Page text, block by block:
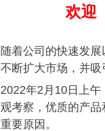
欢迎
随着公司的快速发
不断扩大市场，并
2022年2月10日上
观考察，优质的产
重要原因。